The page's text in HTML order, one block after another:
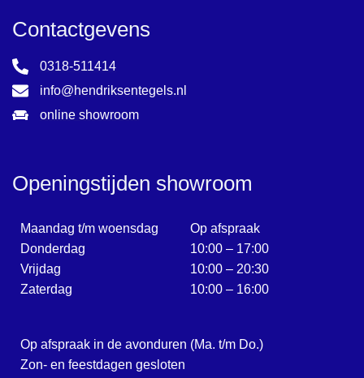
Contactgevens
0318-511414
info@hendriksentegels.nl
online showroom
Openingstijden showroom
Maandag t/m woensdag
Donderdag
Vrijdag
Zaterdag
Op afspraak
10:00 – 17:00
10:00 – 20:30
10:00 – 16:00
Op afspraak in de avonduren (Ma. t/m Do.)
Zon- en feestdagen gesloten